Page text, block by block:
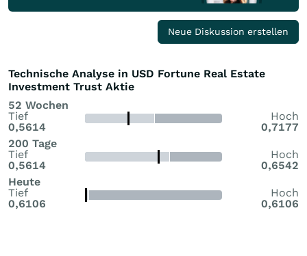
Neue Diskussion erstellen
Technische Analyse in USD Fortune Real Estate
Investment Trust Aktie
52 Wochen
Tief
0,5614
Hoch
0,7177
200 Tage
Tief
0,5614
Hoch
0,6542
Heute
Tief
0,6106
Hoch
0,6106